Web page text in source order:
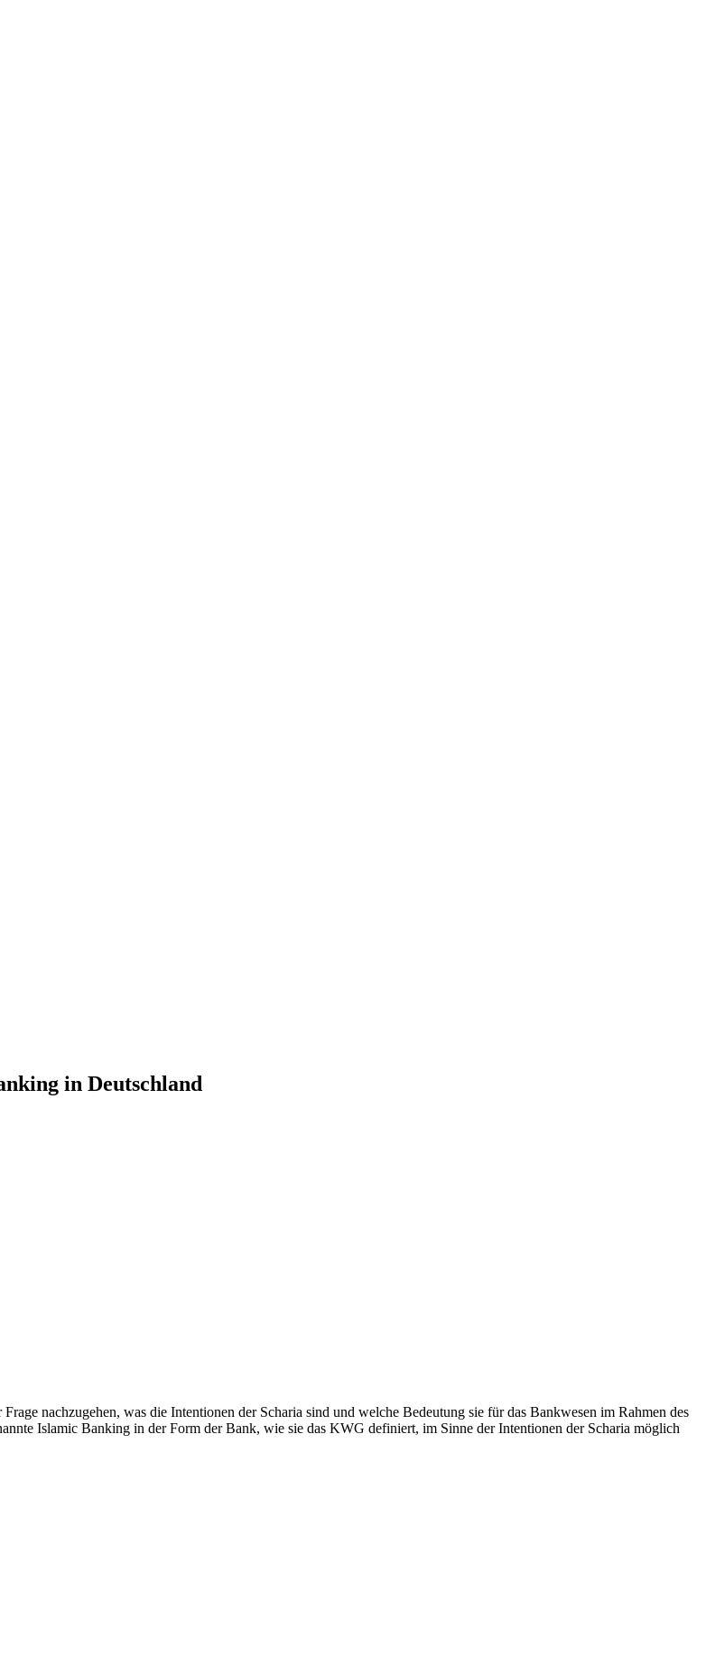
in Deutschland
nachzugehen, was die Intentionen der Scharia sind und welche Bedeutung sie für das Bankwesen im Rahmen des
Islamic Banking in der Form der Bank, wie sie das KWG definiert, im Sinne der Intentionen der Scharia möglich